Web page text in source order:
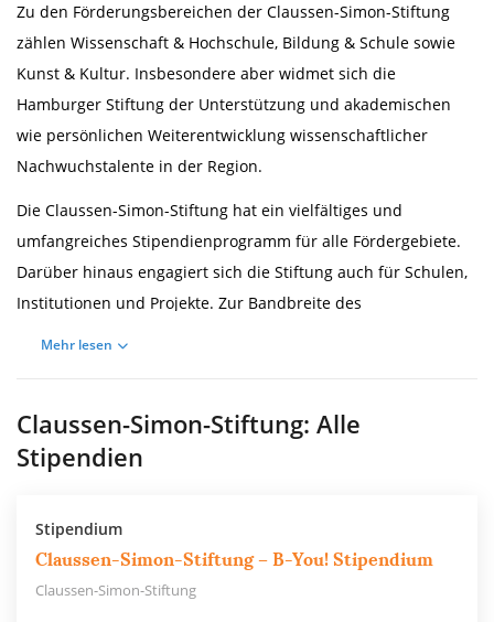
Zu den Förderungsbereichen der Claussen-Simon-Stiftung
zählen Wissenschaft & Hochschule, Bildung & Schule sowie
Kunst & Kultur. Insbesondere aber widmet sich die
Hamburger Stiftung der Unterstützung und akademischen
wie persönlichen Weiterentwicklung wissenschaftlicher
Nachwuchstalente in der Region.
Die Claussen-Simon-Stiftung hat ein vielfältiges und
umfangreiches Stipendienprogramm für alle Fördergebiete.
Darüber hinaus engagiert sich die Stiftung auch für Schulen,
Institutionen und Projekte. Zur Bandbreite des
Gründung und Stiftungskapital
Die Claussen-Simon-Stiftung wurde 1981 von Georg Wilhelm
der Unternehmensgründung der Beiersdorf AG, deren
Aufsichtsrats- und Vorstandsvorsitzender Claussen zu jener
Zeit war.
Mehr lesen
Claussen-Simon-Stiftung: Alle
Stipendien
Stipendium
Claussen-Simon-Stiftung – B-You! Stipendium
Claussen-Simon-Stiftung